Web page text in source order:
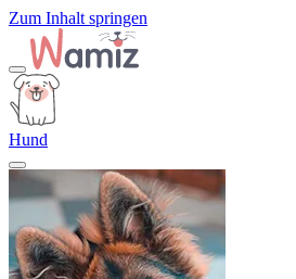
Zum Inhalt springen
Hund